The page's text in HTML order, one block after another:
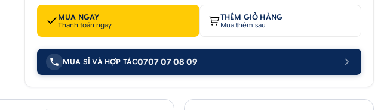
MUA NGAY
Thanh toán ngay
THÊM GIỎ HÀNG
Mua thêm sau
MUA SỈ VÀ HỢP TÁC0707 07 08 09